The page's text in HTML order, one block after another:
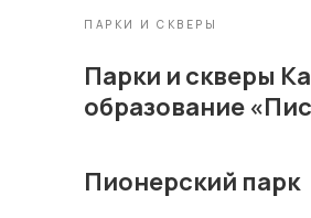
ПАРКИ И СКВЕРЫ
Парки и скверы
образование
Пионерский парк